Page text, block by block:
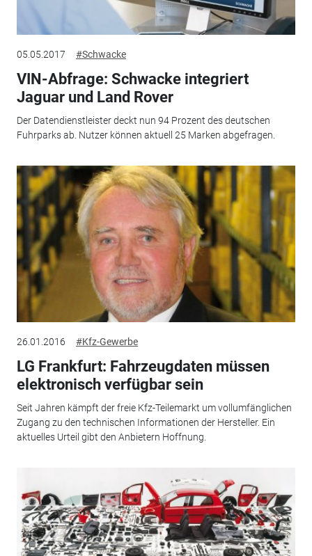
05.05.2017 #Schwacke
VIN-Abfrage: Schwacke integriert
Jaguar und Land Rover
Der Datendienstleister deckt nun 94 Prozent des deutschen
Fuhrparks ab. Nutzer können aktuell 25 Marken abgefragen.
26.01.2016 #Kfz-Gewerbe
LG Frankfurt: Fahrzeugdaten müssen
elektronisch verfügbar sein
Seit Jahren kämpft der freie Kfz-Teilemarkt um vollumfänglichen
Zugang zu den technischen Informationen der Hersteller. Ein
aktuelles Urteil gibt den Anbietern Hoffnung.